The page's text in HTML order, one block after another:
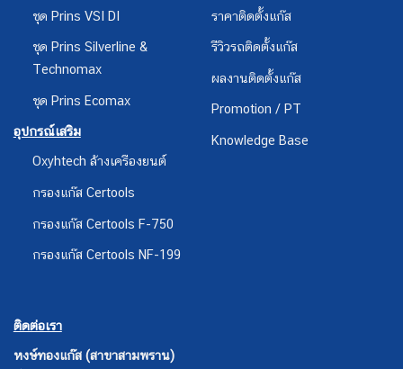
ชุด Prins VSI DI
ชุด Prins Silverline &
Technomax
ชุด Prins Ecomax
อุปกรณ์เสริม
Oxyhtech ล้างเครืองยนต์
กรองแก๊ส Certools
กรองแก๊ส Certools F-750
กรองแก๊ส Certools NF-199
ราคาติดตั้งแก๊ส
รีวิวรถติดตั้งแก๊ส
ผลงานติดตั้งแก๊ส
Promotion / PT
Knowledge Base
ติดต่อเรา
หงษ์ทองแก๊ส (สาขาสามพราน)